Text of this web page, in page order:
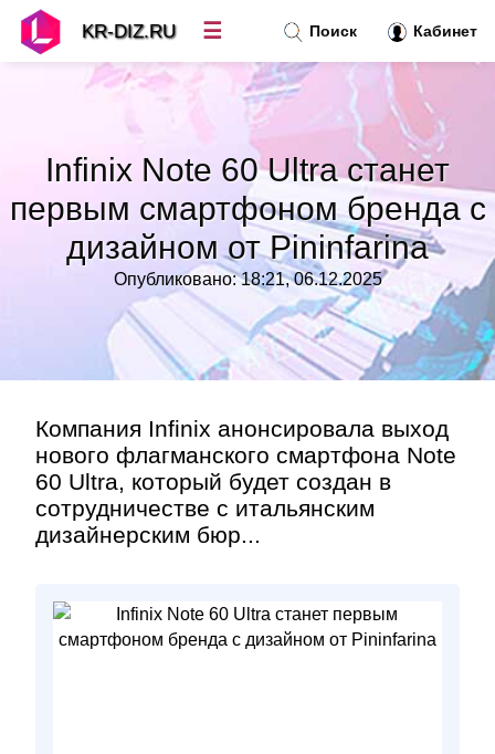
Infinix Note 60 Ultra станет
первым смартфоном бренда с
дизайном от Pininfarina
Опубликовано: 18:21, 06.12.2025
Компания Infinix анонсировала выход
нового флагманского смартфона Note
60 Ultra, который будет создан в
сотрудничестве с итальянским
дизайнерским бюр...
Поиск Кабинет
KR-DIZ.RU ☰
Топ новостей»
Рубрики»
»
Контакт»